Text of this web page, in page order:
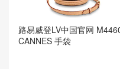
路易威登LV中国官网
CANNES 手袋